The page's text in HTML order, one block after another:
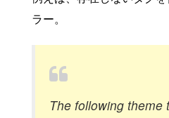
ラー。
The following